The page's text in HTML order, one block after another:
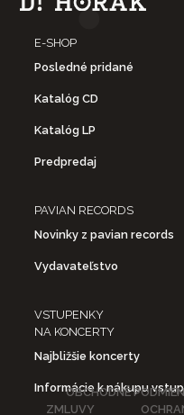
E-SHOP
Posledné pridané
Katalóg CD
Katalóg LP
Predpredaj
PAVIAN RECORDS
Novinky z pavian records
Vydavateľstvo
VSTUPENKY
NA KONCERTY
Najbližšie koncerty
Informácie k nákupu
OBCHODNÉ
ZMLUVY